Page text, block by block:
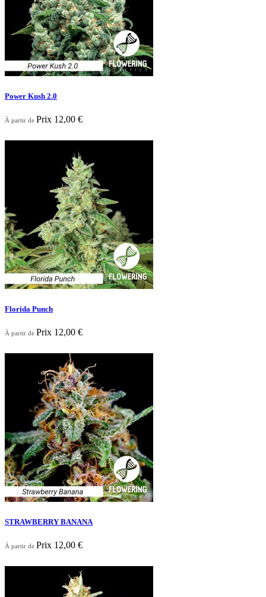
Power Kush 2.0
À partir de Prix 12,00 €
Florida Punch
À partir de Prix 12,00 €
Aperçu rapide
STRAWBERRY BANANA
À partir de Prix 12,00 €
Aperçu rapide